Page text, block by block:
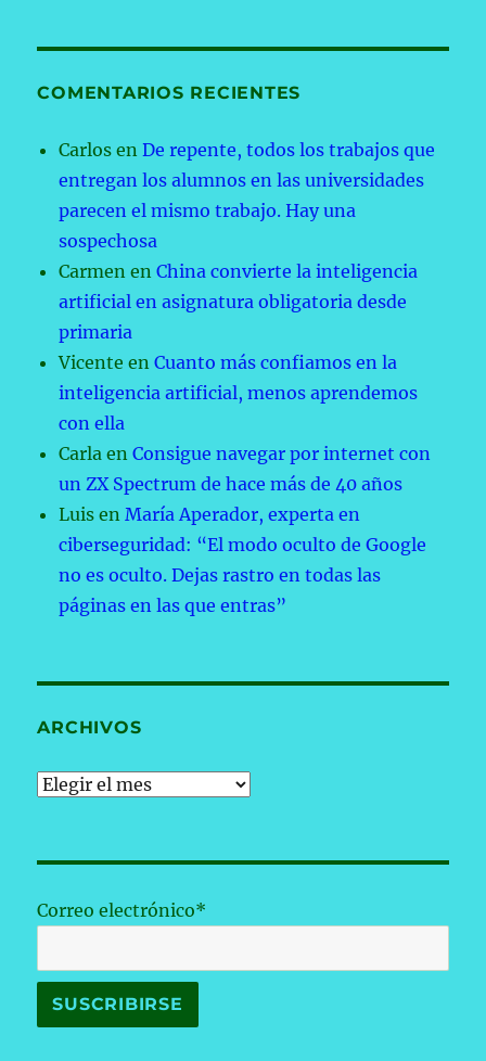
COMENTARIOS RECIENTES
Carlos enDe repente, todos los trabajos que
entregan los alumnos en las universidades
parecen el mismo trabajo. Hay una
sospechosa
Carmen enChina convierte la inteligencia
artificial en asignatura obligatoria desde
primaria
Vicente enCuanto más confiamos en la
inteligencia artificial, menos aprendemos
con ella
Carla enConsigue navegar por internet con
un ZX Spectrum de hace más de 40 años
Luis enMaría Aperador, experta en
ciberseguridad: “El modo oculto de Google
no es oculto. Dejas rastro en todas las
páginas en las que entras”
ARCHIVOS
Archivos
Correo electrónico*